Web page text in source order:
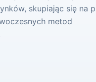
skupiając się na
metod